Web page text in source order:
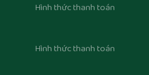
Hình thức thanh toán
Hình thức thanh toán